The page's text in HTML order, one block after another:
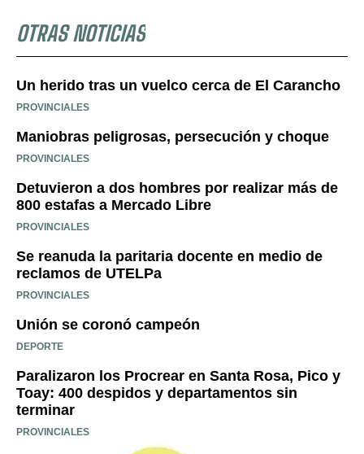
OTRAS NOTICIAS
Un herido tras un vuelco cerca de El Carancho
PROVINCIALES
Maniobras peligrosas, persecución y choque
PROVINCIALES
Detuvieron a dos hombres por realizar más de
800 estafas a Mercado Libre
PROVINCIALES
Se reanuda la paritaria docente en medio de
reclamos de UTELPa
PROVINCIALES
Unión se coronó campeón
DEPORTE
Paralizaron los Procrear en Santa Rosa, Pico y
Toay: 400 despidos y departamentos sin
terminar
PROVINCIALES